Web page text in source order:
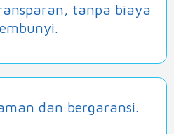
tanpa biaya
dan bergaransi.